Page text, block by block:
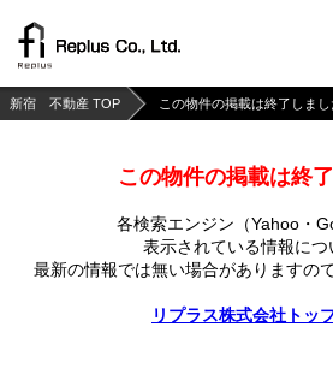
新宿 不動産 TOP この物件の掲載は終了しまし
この物件の掲載は終
各検索エンジン（Yahoo・
表示されている情報につ
最新の情報では無い場合がありますので
リプラス株式会社トッ